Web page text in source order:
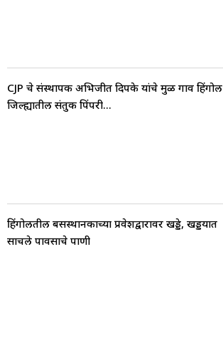
CJP चे संस्थापक अभिजीत दिपके यांचे मुळ गाव हिंगोली
जिल्ह्यातील संतुक पिंपरी...
हिंगोलीतील बसस्थानकाच्या प्रवेशद्वारावर खड्डे, खड्डयात
साचले पावसाचे पाणी